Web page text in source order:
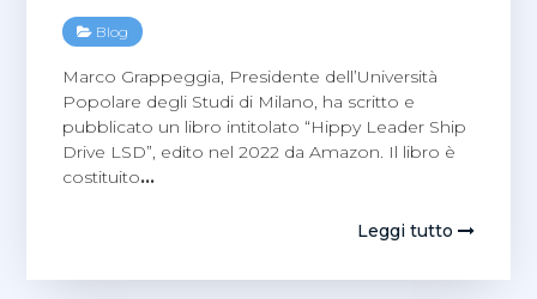
Blog
Marco Grappeggia, Presidente dell’Università
Popolare degli Studi di Milano, ha scritto e
pubblicato un libro intitolato “Hippy Leader Ship
Drive LSD”, edito nel 2022 da Amazon. Il libro è
costituito…
Leggi tutto